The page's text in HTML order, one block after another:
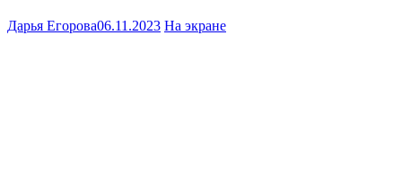
Дарья Егорова06.11.2023 На экране